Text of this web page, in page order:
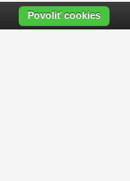
Povoliť cookies